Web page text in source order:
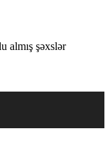
almış şəxslər